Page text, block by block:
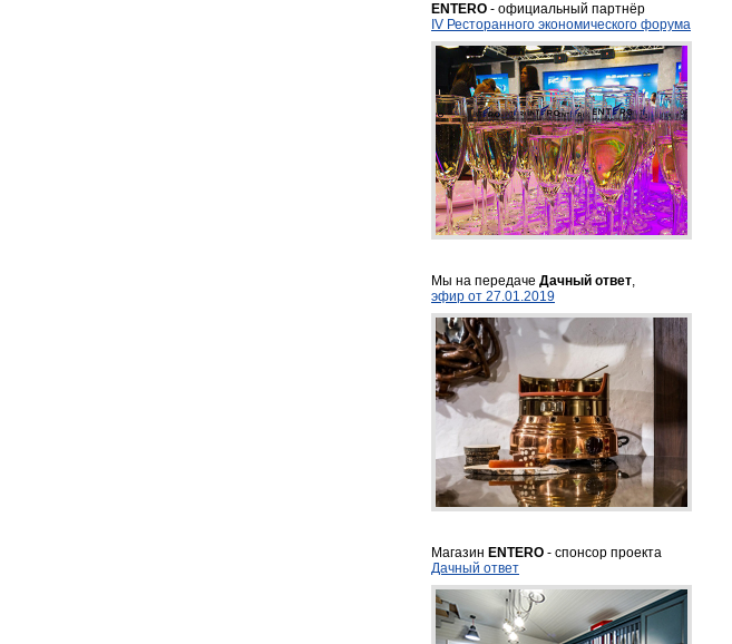
ENTERO - официальный партнёр
IV Ресторанного экономического форума
Мы на передаче Дачный ответ,
эфир от 27.01.2019
Магазин ENTERO - спонсор проекта
Дачный ответ